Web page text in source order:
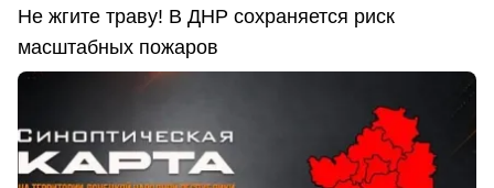
Не жгите траву! В ДНР сохраняется риск
масштабных пожаров